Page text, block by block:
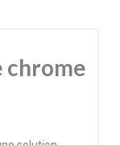
chrome